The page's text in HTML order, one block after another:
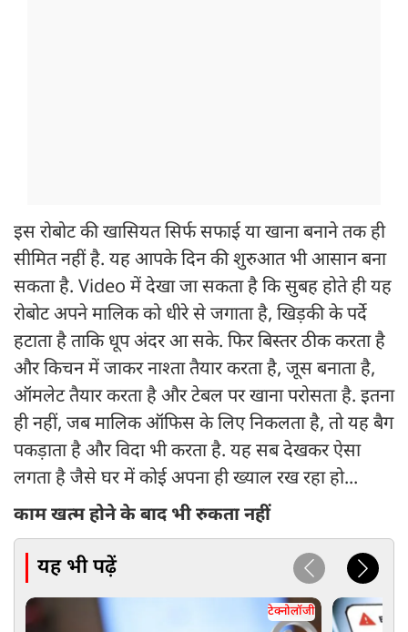
इस रोबोट की खासियत सिर्फ सफाई या खाना बनाने तक ही
सीमित नहीं है. यह आपके दिन की शुरुआत भी आसान बना
सकता है. Video में देखा जा सकता है कि सुबह होते ही यह
रोबोट अपने मालिक को धीरे से जगाता है, खिड़की के पर्दे
हटाता है ताकि धूप अंदर आ सके. फिर बिस्तर ठीक करता है
और किचन में जाकर नाश्ता तैयार करता है, जूस बनाता है,
ऑमलेट तैयार करता है और टेबल पर खाना परोसता है. इतना
ही नहीं, जब मालिक ऑफिस के लिए निकलता है, तो यह बैग
पकड़ाता है और विदा भी करता है. यह सब देखकर ऐसा
लगता है जैसे घर में कोई अपना ही ख्याल रख रहा हो...
काम खत्म होने के बाद भी रुकता नहीं
यह भी पढ़ें
टेक्नोलॉजी